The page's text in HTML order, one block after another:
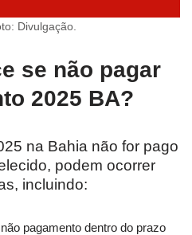
Divulgação.
se não pagar
2025 BA?
na Bahia não for pago
podem ocorrer
incluindo:
pagamento dentro do prazo